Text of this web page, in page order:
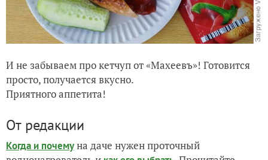
И не забываем про кетчуп от «Махеевъ»! Готовится
просто, получается вкусно.
Приятного аппетита!
От редакции
Когда и почемуна даче нужен проточный